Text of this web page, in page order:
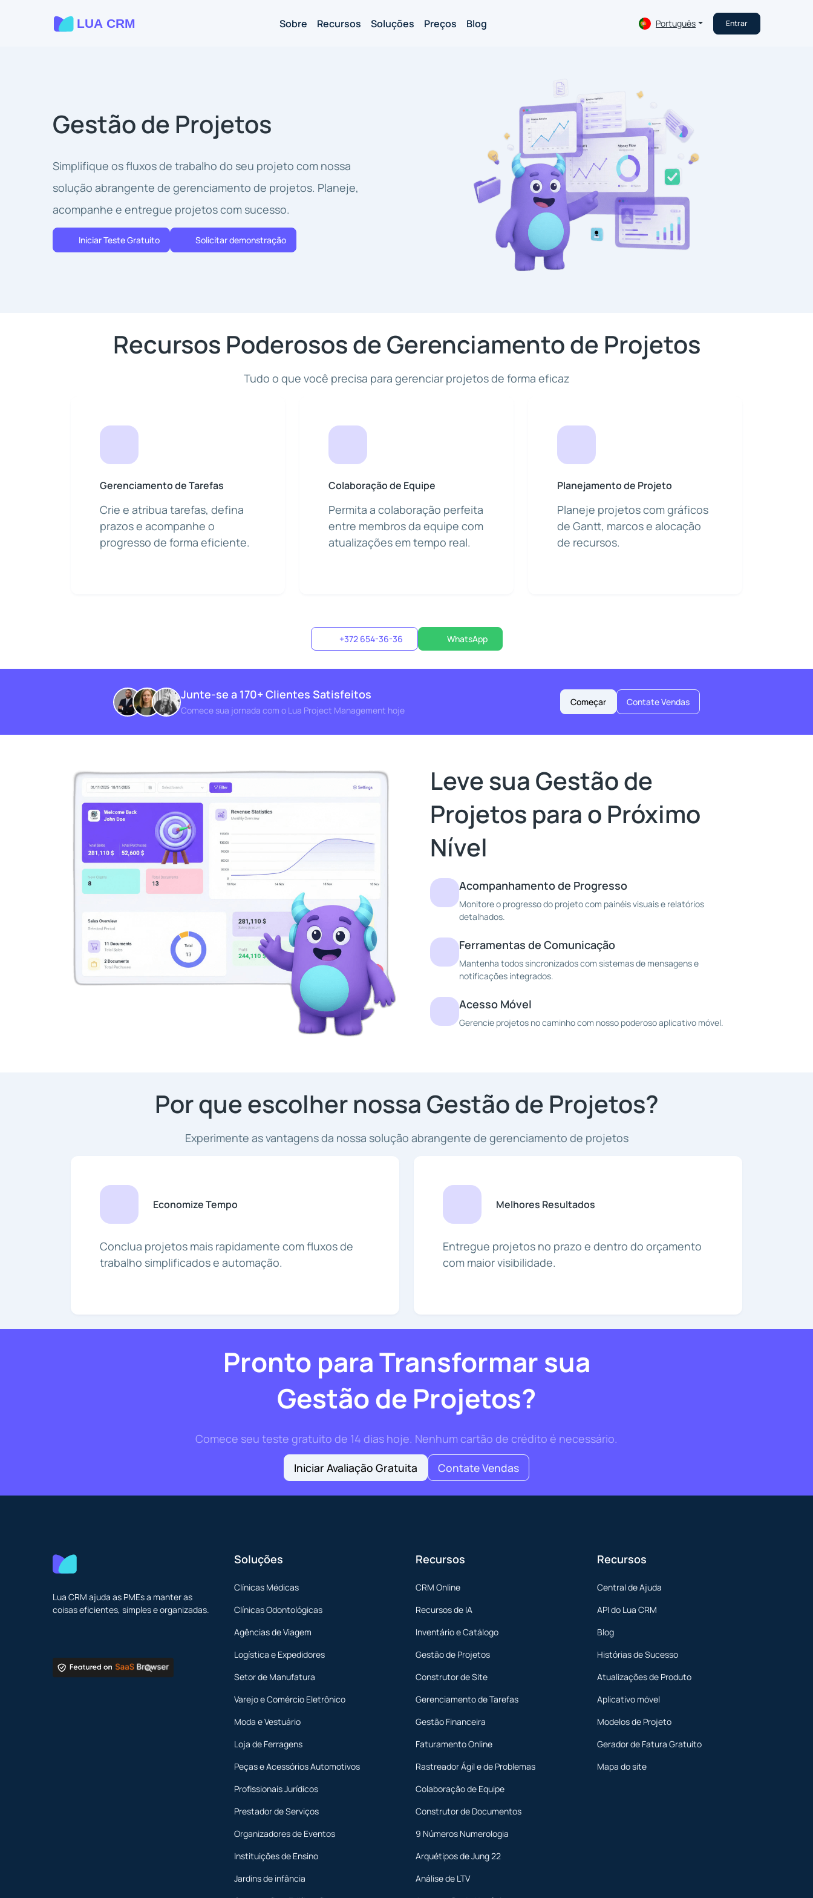
Sobre Recursos Soluções Preços Blog Português Entrar
Gestão de Projetos
Simplifique os fluxos de trabalho do seu projeto com nossa
solução abrangente de gerenciamento de projetos. Planeje,
acompanhe e entregue projetos com sucesso.
Iniciar Teste Gratuito Solicitar demonstração
Recursos Poderosos de Gerenciamento de Projetos
Tudo o que você precisa para gerenciar projetos de forma eficaz
Gerenciamento de Tarefas
Crie e atribua tarefas, defina
prazos e acompanhe o
progresso de forma eficiente.
Colaboração de Equipe
Permita a colaboração perfeita
entre membros da equipe com
atualizações em tempo real.
Planejamento de Projeto
Planeje projetos com gráficos
de Gantt, marcos e alocação
de recursos.
+372 654-36-36 WhatsApp
Junte-se a 170+ Clientes Satisfeitos
Comece sua jornada com o Lua Project Management hoje
Começar Contate Vendas
Leve sua Gestão de
Projetos para o Próximo
Nível
Acompanhamento de Progresso
Monitore o progresso do projeto com painéis visuais e relatórios
detalhados.
Ferramentas de Comunicação
Mantenha todos sincronizados com sistemas de mensagens e
notificações integrados.
Acesso Móvel
Gerencie projetos no caminho com nosso poderoso aplicativo móvel.
Por que escolher nossa Gestão de Projetos?
Experimente as vantagens da nossa solução abrangente de gerenciamento de projetos
Economize Tempo
Conclua projetos mais rapidamente com fluxos de
trabalho simplificados e automação.
Melhores Resultados
Entregue projetos no prazo e dentro do orçamento
com maior visibilidade.
Pronto para Transformar sua
Gestão de Projetos?
Comece seu teste gratuito de 14 dias hoje. Nenhum cartão de crédito é necessário.
Iniciar Avaliação Gratuita
Contate Vendas
Lua CRM ajuda as PMEs a manter as
coisas eficientes, simples e organizadas.
Soluções
Clínicas Médicas
Clínicas Odontológicas
Agências de Viagem
Logística e Expedidores
Setor de Manufatura
Varejo e Comércio Eletrônico
Moda e Vestuário
Loja de Ferragens
Peças e Acessórios Automotivos
Profissionais Jurídicos
Prestador de Serviços
Organizadores de Eventos
Instituições de Ensino
Jardins de infância
Recursos
CRM Online
Recursos de IA
Inventário e Catálogo
Gestão de Projetos
Construtor de Site
Gerenciamento de Tarefas
Gestão Financeira
Faturamento Online
Rastreador Ágil e de Problemas
Colaboração de Equipe
Construtor de Documentos
9 Números Numerologia
Arquétipos de Jung 22
Análise de LTV
Recursos
Central de Ajuda
API do Lua CRM
Blog
Histórias de Sucesso
Atualizações de Produto
Aplicativo móvel
Modelos de Projeto
Gerador de Fatura Gratuito
Mapa do site